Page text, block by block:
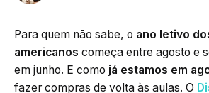
Para quem não sabe, o ano letivo
americanos começa entre agosto e
em junho. E como já estamos em
fazer compras de volta às aulas. O